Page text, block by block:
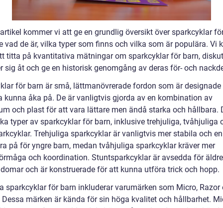
kommer vi att ge en grundlig översikt över sparkcyklar
vad de är, vilka typer som finns och vilka som är populära. Vi
titta på kvantitativa mätningar om sparkcyklar för barn,
sig åt och ge en historisk genomgång av deras för- och
för barn är små, lättmanövrerade fordon som är
kunna åka på. De är vanligtvis gjorda av en kombination av
och plast för att vara lättare men ändå starka och hållbara.
typer av sparkcyklar för barn, inklusive trehjuliga, tvåhjuliga
Trehjuliga sparkcyklar är vanligtvis mer stabila och
på för yngre barn, medan tvåhjuliga sparkcyklar kräver mer
och koordination. Stuntsparkcyklar är avsedda för
och är konstruerade för att kunna utföra trick och hopp.
sparkcyklar för barn inkluderar varumärken som Micro, Razor
Dessa märken är kända för sin höga kvalitet och hållbarhet.